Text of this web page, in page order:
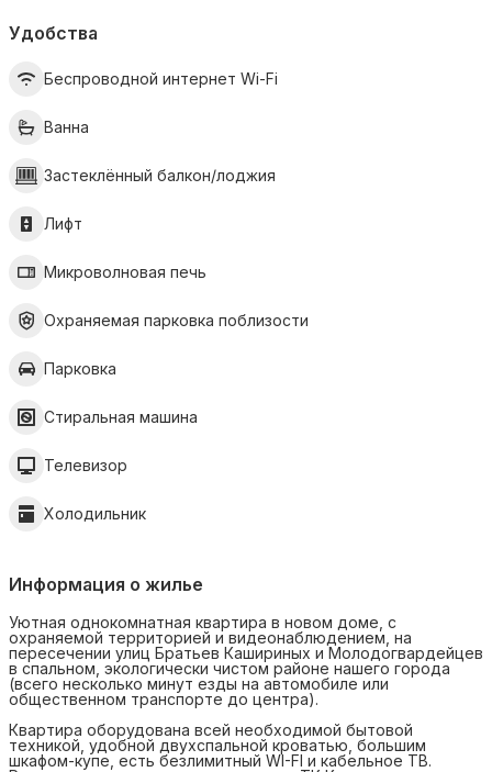
Удобства
Беспроводной интернет Wi-Fi
Ванна
Застеклённый балкон/лоджия
Лифт
Микроволновая печь
Охраняемая парковка поблизости
Парковка
Стиральная машина
Телевизор
Холодильник
Информация о жилье
Уютная однокомнатная квартира в новом доме, с
охраняемой территорией и видеонаблюдением, на
пересечении улиц Братьев Кашириных и Молодогвардейцев
в спальном, экологически чистом районе нашего города
(всего несколько минут езды на автомобиле или
общественном транспорте до центра).
Квартира оборудована всей необходимой бытовой
техникой, удобной двухспальной кроватью, большим
шкафом-купе, есть безлимитный WI-FI и кабельное ТВ.